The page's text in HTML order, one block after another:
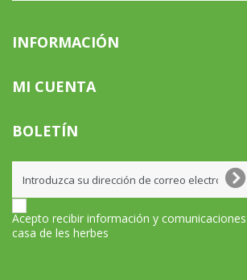
INFORMACIÓN
MI CUENTA
BOLETÍN
Acepto recibir información y
casa de les herbes